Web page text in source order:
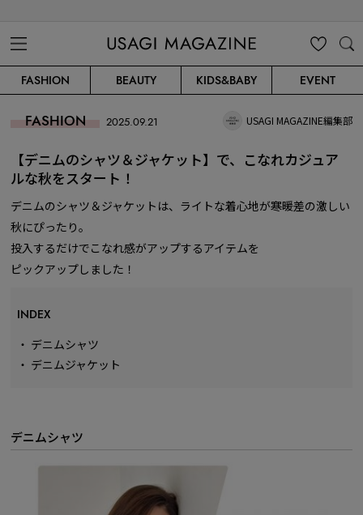
CLIP
FASHION BEAUTY KIDS&BABY EVENT
FASHION 2025.09.21 USAGI MAGAZINE編集部
【デニムのシャツ＆ジャケット】で、こなれカジュア
ルな秋をスタート！
デニムのシャツ＆ジャケットは、ライトな着心地が寒暖差の激しい
秋にぴったり。
投入するだけでこなれ感がアップするアイテムを
ピックアップしました！
INDEX
・ デニムシャツ
・ デニムジャケット
デニムシャツ